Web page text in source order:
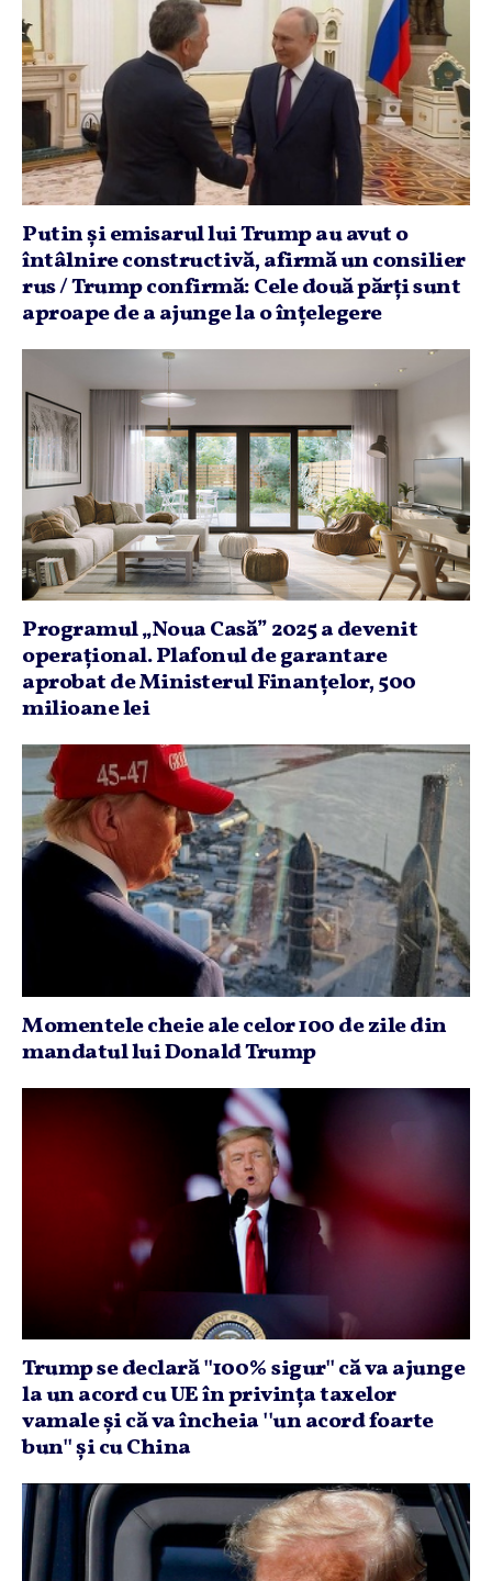
Putin şi emisarul lui Trump au avut o
întâlnire constructivă, afirmă un consilier
rus / Trump confirmă: Cele două părţi sunt
aproape de a ajunge la o înţelegere
Programul „Noua Casă” 2025 a devenit
operaţional. Plafonul de garantare
aprobat de Ministerul Finanţelor, 500
milioane lei
Momentele cheie ale celor 100 de zile din
mandatul lui Donald Trump
Trump se declară ''100% sigur'' că va ajunge
la un acord cu UE în privinţa taxelor
vamale şi că va încheia ''un acord foarte
bun'' şi cu China